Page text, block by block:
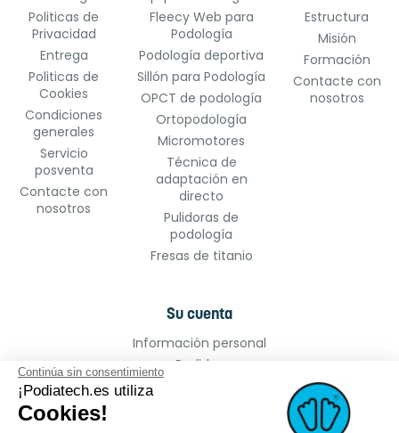
Politicas de
Privacidad
Entrega
Politicas de
Cookies
Condiciones
generales
Servicio
posventa
Contacte con
nosotros
Fleecy Web para
Podología
Podología deportiva
Sillón para Podología
OPCT de podología
Ortopodología
Micromotores
Técnica de
adaptación en
directo
Pulidoras de
podología
Fresas de titanio
Estructura
Misión
Formación
Contacte con
nosotros
Su cuenta
Información personal
Pedidos
Facturas por abono
Continúa sin consentimiento
¡Podiatech.es utiliza
Cookies!